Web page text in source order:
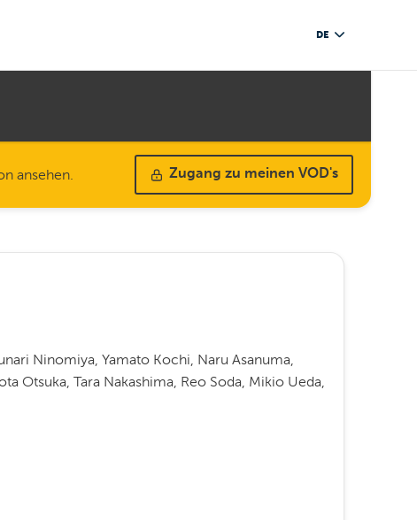
DE
ansehen. Zugang zu meinen VOD's
Ninomiya, Yamato Kochi, Naru Asanuma,
Otsuka, Tara Nakashima, Reo Soda, Mikio Ueda,